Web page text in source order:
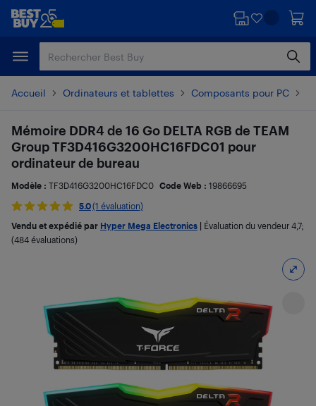
Passer
principal
Passer
Accueil Ordinateurs et tablettes Composants pour PC
Mémoire DDR4 de 16 Go DELTA RGB de TEAM
Group TF3D416G3200HC16FDC01 pour
ordinateur de bureau
Modèle : TF3D416G3200HC16FDC0 Code Web : 19866695
5.0(1 évaluation)
Vendu et expédié par Hyper Mega Electronics Évaluation du vendeur 4,7;
(484 évaluations)